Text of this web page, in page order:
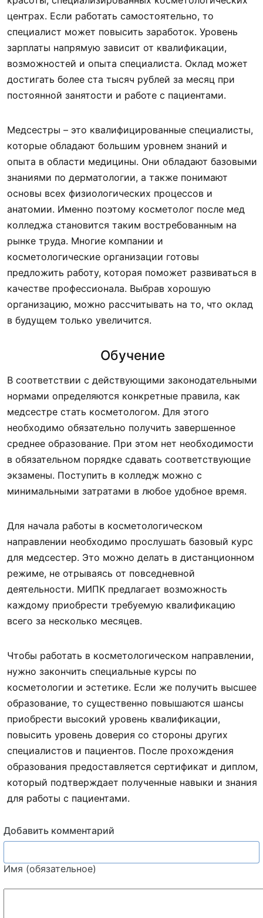
центрах. Если работать самостоятельно, то
специалист может повысить заработок. Уровень
зарплаты напрямую зависит от квалификации,
возможностей и опыта специалиста. Оклад может
достигать более ста тысяч рублей за месяц при
постоянной занятости и работе с пациентами.
Медсестры – это квалифицированные специалисты,
которые обладают большим уровнем знаний и
опыта в области медицины. Они обладают базовыми
знаниями по дерматологии, а также понимают
основы всех физиологических процессов и
анатомии. Именно поэтому косметолог после мед
колледжа становится таким востребованным на
рынке труда. Многие компании и
косметологические организации готовы
предложить работу, которая поможет развиваться в
качестве профессионала. Выбрав хорошую
организацию, можно рассчитывать на то, что оклад
в будущем только увеличится.
Обучение
В соответствии с действующими законодательными
нормами определяются конкретные правила, как
медсестре стать косметологом. Для этого
необходимо обязательно получить завершенное
среднее образование. При этом нет необходимости
в обязательном порядке сдавать соответствующие
экзамены. Поступить в колледж можно с
минимальными затратами в любое удобное время.
Для начала работы в косметологическом
направлении необходимо прослушать базовый курс
для медсестер. Это можно делать в дистанционном
режиме, не отрываясь от повседневной
деятельности. МИПК предлагает возможность
каждому приобрести требуемую квалификацию
всего за несколько месяцев.
Чтобы работать в косметологическом направлении,
нужно закончить специальные курсы по
косметологии и эстетике. Если же получить высшее
образование, то существенно повышаются шансы
приобрести высокий уровень квалификации,
повысить уровень доверия со стороны других
специалистов и пациентов. После прохождения
образования предоставляется сертификат и диплом,
который подтверждает полученные навыки и знания
для работы с пациентами.
Добавить комментарий
Имя (обязательное)